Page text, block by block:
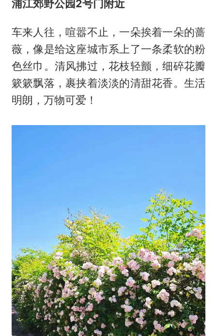
浦江郊野公园2号门附近
车来人往，喧嚣不止，一朵挨着一朵的蔷
薇，像是给这座城市系上了一条柔软的粉
色丝巾。清风拂过，花枝轻颤，细碎花瓣
簌簌飘落，裹挟着淡淡的清甜花香。生活
明朗，万物可爱！